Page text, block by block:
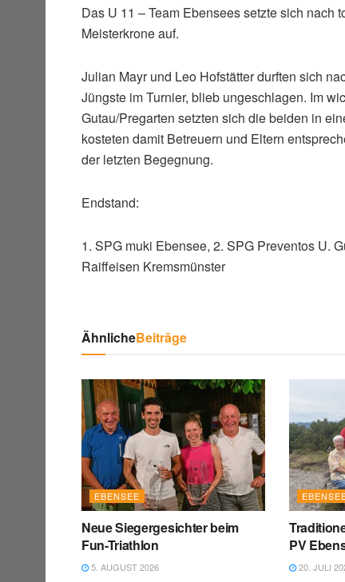
Das U 11 – Team Ebensees setzte sich
Meisterkrone auf.
Julian Mayr und Leo Hofstätter durften sich
Jüngste im Turnier, blieb ungeschlagen. Im
Gutau/Pregarten setzten sich die beiden in
kosteten damit Betreuern und Eltern
der letzten Begegnung.
Endstand:
1. SPG muki Ebensee, 2. SPG Preventos U.
Raiffeisen Kremsmünster
ÄhnlicheBeiträge
EBENSEE
Neue Siegergesichter beim
Fun-Triathlon
5. AUGUST 2026
PV
20. JULI